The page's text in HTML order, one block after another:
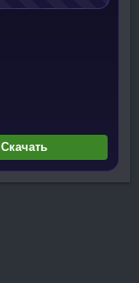
Скачать